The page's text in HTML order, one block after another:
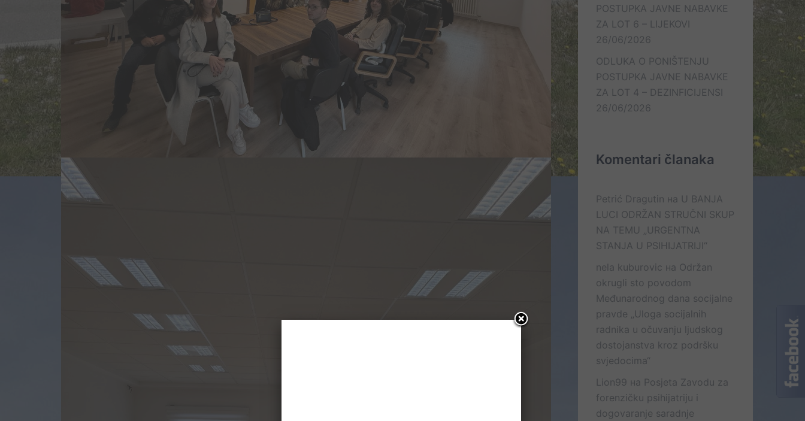
POSTUPKA JAVNE NABAVKE
ZA LOT 6 – LIJEKOVI
26/06/2026
ODLUKA O PONIŠTENJU
POSTUPKA JAVNE NABAVKE
ZA LOT 4 – DEZINFICIJENSI
26/06/2026
Komentari članaka
Petrić Dragutin на U BANJA
LUCI ODRŽAN STRUČNI SKUP
NA TEMU „URGENTNA
STANJA U PSIHIJATRIJI“
nela kuburovic на Održan
okrugli sto povodom
Međunarodnog dana socijalne
pravde „Uloga socijalnih
radnika u očuvanju ljudskog
dostojanstva kroz podršku
svjedocima“
Lion99 на Posjeta Zavodu za
forenzičku psihijatriju i
dogovaranje saradnje